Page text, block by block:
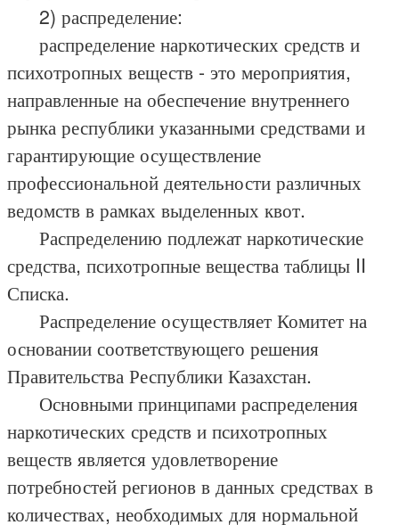
2) распределение:
распределение наркотических средств и
психотропных веществ - это мероприятия,
направленные на обеспечение внутреннего
рынка республики указанными средствами и
гарантирующие осуществление
профессиональной деятельности различных
ведомств в рамках выделенных квот.
Распределению подлежат наркотические
средства, психотропные вещества таблицы II
Списка.
Распределение осуществляет Комитет на
основании соответствующего решения
Правительства Республики Казахстан.
Основными принципами распределения
наркотических средств и психотропных
веществ является удовлетворение
потребностей регионов в данных средствах в
количествах, необходимых для нормальной